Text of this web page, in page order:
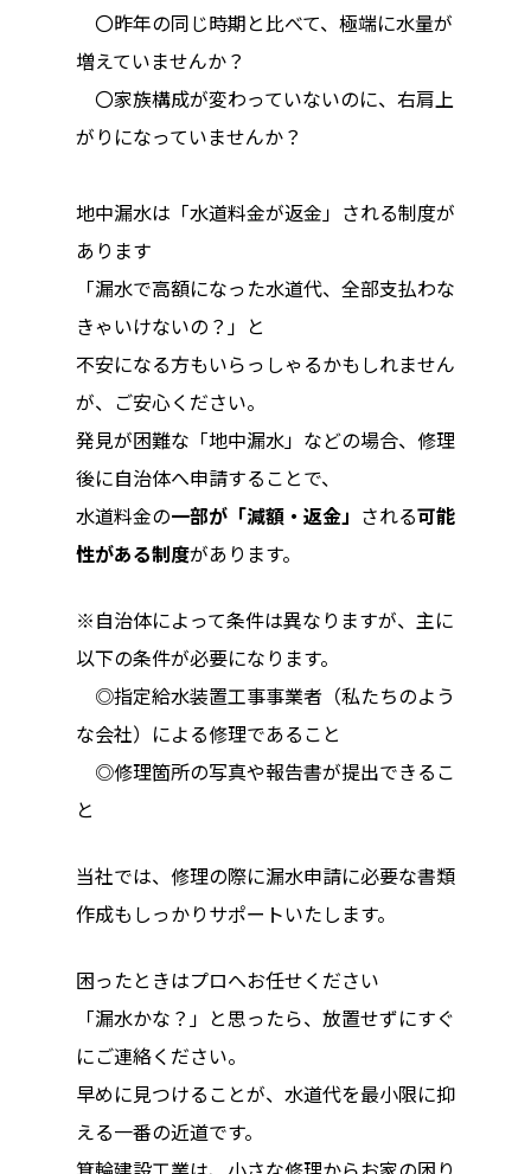
〇昨年の同じ時期と比べて、極端に水量が
増えていませんか？
〇家族構成が変わっていないのに、右肩上
がりになっていませんか？
地中漏水は「水道料金が返金」される制度が
あります
「漏水で高額になった水道代、全部支払わな
きゃいけないの？」と
不安になる方もいらっしゃるかもしれません
が、ご安心ください。
発見が困難な「地中漏水」などの場合、修理
後に自治体へ申請することで、
水道料金の一部が「減額・返金」 される可能
性がある制度があります。
※自治体によって条件は異なりますが、主に
以下の条件が必要になります。
◎指定給水装置工事事業者（私たちのよう
な会社）による修理であること
◎修理箇所の写真や報告書が提出できるこ
と
当社では、修理の際に漏水申請に必要な書類
作成もしっかりサポートいたします。
困ったときはプロへお任せください
「漏水かな？」と思ったら、放置せずにすぐ
にご連絡ください。
早めに見つけることが、水道代を最小限に抑
える一番の近道です。